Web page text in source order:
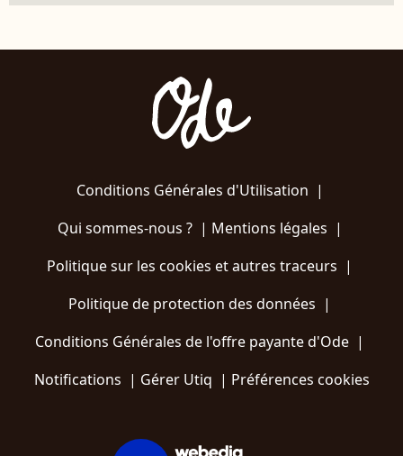
Conditions Générales d'Utilisation |
Qui sommes-nous ?| Mentions légales |
Politique sur les cookies et autres traceurs |
Politique de protection des données |
Conditions Générales de l'offre payante d'Ode |
Notifications | Gérer Utiq | Préférences cookies